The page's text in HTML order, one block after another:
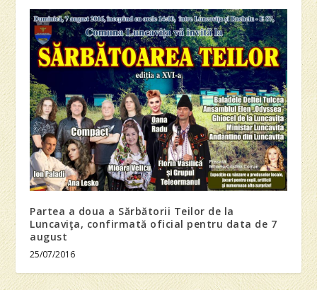
Partea a doua a Sărbătorii Teilor de la
Luncaviţa, confirmată oficial pentru data de 7
august
25/07/2016